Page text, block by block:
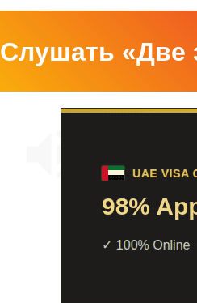
Слушать «Две